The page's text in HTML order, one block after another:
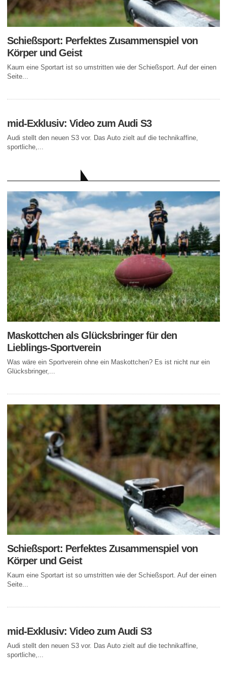
Schießsport: Perfektes Zusammenspiel von
Körper und Geist
Kaum eine Sportart ist so umstritten wie der Schießsport. Auf der einen
Seite...
mid-Exklusiv: Video zum Audi S3
Audi stellt den neuen S3 vor. Das Auto zielt auf die technikaffine,
sportliche,...
Maskottchen als Glücksbringer für den
Lieblings-Sportverein
Was wäre ein Sportverein ohne ein Maskottchen? Es ist nicht nur ein
Glücksbringer,...
Schießsport: Perfektes Zusammenspiel von
Körper und Geist
Kaum eine Sportart ist so umstritten wie der Schießsport. Auf der einen
Seite...
mid-Exklusiv: Video zum Audi S3
Audi stellt den neuen S3 vor. Das Auto zielt auf die technikaffine,
sportliche,...